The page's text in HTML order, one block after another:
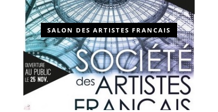
SALON DES ARTISTES FRANCAIS